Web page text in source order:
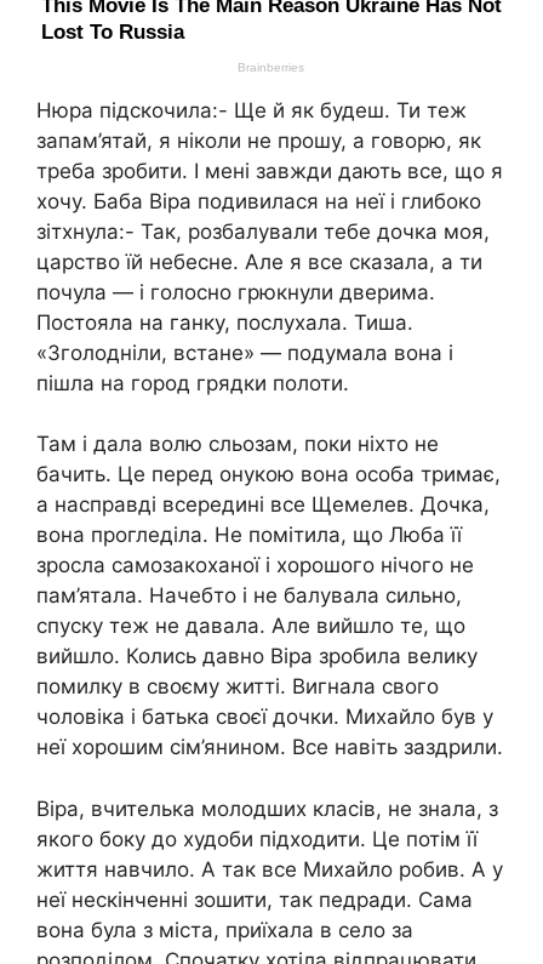
Нюра підскочила:- Ще й як будеш. Ти теж
запам’ятай, я ніколи не прошу, а говорю, як
треба зробити. І мені завжди дають все, що я
хочу. Баба Віра подивилася на неї і глибоко
зітхнула:- Так, розбалували тебе дочка моя,
царство їй небесне. Але я все сказала, а ти
почула — і голосно грюкнули дверима.
Постояла на ганку, послухала. Тиша.
«Зголодніли, встане» — подумала вона і
пішла на город грядки полоти.
Там і дала волю сльозам, поки ніхто не
бачить. Це перед онукою вона особа тримає,
а насправді всередині все Щемелев. Дочка,
вона прогледіла. Не помітила, що Люба її
зросла самозакоханої і хорошого нічого не
пам’ятала. Начебто і не балувала сильно,
спуску теж не давала. Але вийшло те, що
вийшло. Колись давно Віра зробила велику
помилку в своєму житті. Вигнала свого
чоловіка і батька своєї дочки. Михайло був у
неї хорошим сім’янином. Все навіть заздрили.
Віра, вчителька молодших класів, не знала, з
якого боку до худоби підходити. Це потім її
життя навчило. А так все Михайло робив. А у
неї нескінченні зошити, так педради. Сама
вона була з міста, приїхала в село за